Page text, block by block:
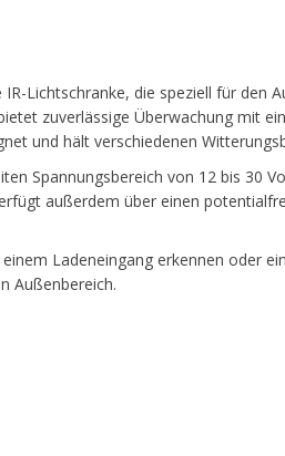
Lichtschranke, die speziell für den
zuverlässige Überwachung mit
und hält verschiedenen
Spannungsbereich von 12 bis 30
außerdem über einen
Ladeneingang erkennen oder
Außenbereich.